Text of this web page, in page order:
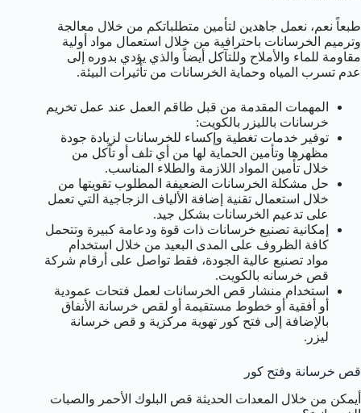
طبعاً نعم، نعمل جاهدين لتأمين متطلباتكم من خلال معالجة
وترميم الخرسانات باحترافية من خلال استعمال مواد أولية
مقاومة للماء والأملاح وللتآكل أيضاً والذي يؤدي بدوره إلى
عدم تسرب المياه وحماية الخرسانات من تأثيرات البيئة.
المهمات المقدمة من قبل طاقم العمل عند عمل تخريم
خرسانات بالليزر بالكويت:
توفير خدمات تغطية وإكساء للخرسانات لزيادة جودة
مظهرها وتأمين الحماية لها من أي تلف أو تآكل من
خلال تأمين المواد اللازمة والطلاء المناسب.
حل مشكلة الخرسانات الضعيفة المطلوب تقويتها من
خلال استعمال تقنية إضافة الألياف الزجاجية التي تعمل
على تدعيم الخرسانات بشكل جيد.
إمكانية تصنيع خرسانات ذات قوة ودعامة كبيرة وتتحمل
كافة الظروف على المدى البعيد من خلال استخدام
مواد تصنيع عالية الجودة، فقط تواصل على أرقام شركة
قص خرسانه بالكويت.
استخدام منشار قص الخرسانات لعمل فتحات عمودية
أو أفقية أو خطوط مستقيمة أو لقص خرسانة الأنفاق
بالإضافة إلى فتح كور تهوية مركزية و قص خرسانة
ليزر.
قص خرسانة وفتح كور
أيمكن من خلال المعدات الحديثة قص البلوك الأحمر والصبات